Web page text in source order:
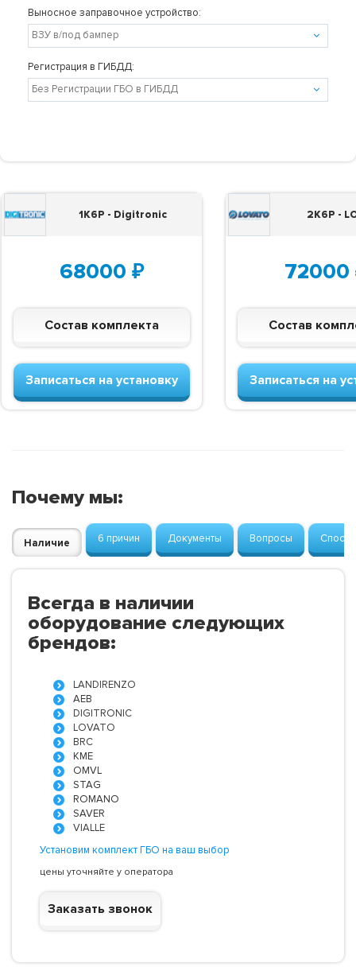
Выносное заправочное устройство:
Регистрация в ГИБДД:
1K6P - Digitronic
68000 ₽
Состав комплекта
Записаться на установку
2K6P -
72000
Состав
Записаться на
Почему мы:
Наличие 6 причин Документы Вопросы
Всегда в наличии
оборудование следующих
брендов:
LANDIRENZO
AEB
DIGITRONIC
LOVATO
BRC
KME
OMVL
STAG
ROMANO
SAVER
VIALLE
Установим комплект ГБО на ваш выбор
цены уточняйте у оператора
Заказать звонок